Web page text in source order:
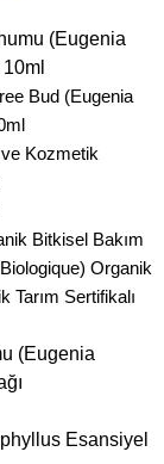
(Eugenia
Bud (Eugenia
Kozmetik
Bitkisel Bakım
Organik
Tarım Sertifikalı
(Eugenia
Esansiyel